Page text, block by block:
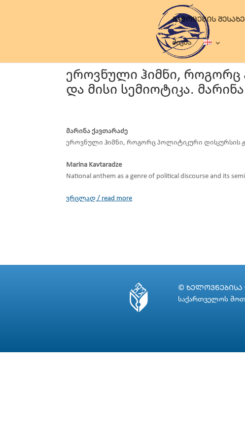
ᲒᲐᲛᲝᲪᲔᲛᲘᲡ
ძიება
ეროვნული ჰიმნი, როგორც
და მისი სემიოტიკა.
მარინა ქავთარაძე
ეროვნული ჰიმნი, როგორც პოლიტიკური დისკურსის
Marina Kavtaradze
National anthem as a genre of political discourse and its
ვრცლად / read more
© ᲮᲔᲚᲝᲕᲜᲔᲑᲘᲡᲐ
საქართველოს